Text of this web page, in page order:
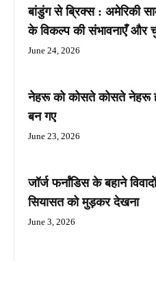
बांडुंग से ब्रिक्स : अमेरिकी
के विकल्प की संभावनाएँ और
June 24, 2026
नेहरू को कोसते कोसते नेहरू
बन गए
June 23, 2026
जॉर्ज फर्नांडिस के बहाने
सियासत को मुड़कर देखना
June 3, 2026